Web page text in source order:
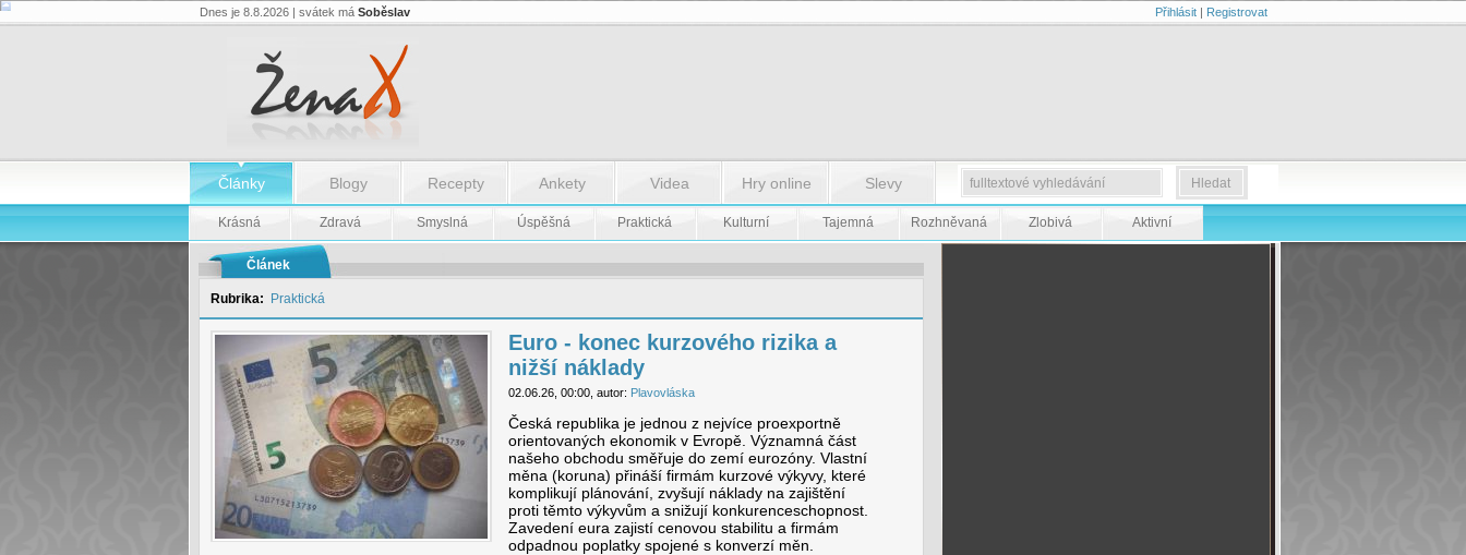
Euro
-
konec
Dnes je 8.8.2026 | svátek má Soběslav Přihlásit| Registrovat
Články Blogy Recepty Ankety Videa Hry online Slevy
Krásná Zdravá Smyslná Úspěšná Praktická Kulturní Tajemná Rozhněvaná Zlobivá Aktivní
Článek
Rubrika: Praktická
Euro - konec kurzového rizika a
nižší náklady
02.06.26, 00:00, autor: Plavovláska
Česká republika je jednou z nejvíce proexportně
orientovaných ekonomik v Evropě. Významná část
našeho obchodu směřuje do zemí eurozóny. Vlastní
měna (koruna) přináší firmám kurzové výkyvy, které
komplikují plánování, zvyšují náklady na zajištění
proti těmto výkyvům a snižují konkurenceschopnost.
Zavedení eura zajistí cenovou stabilitu a firmám
odpadnou poplatky spojené s konverzí měn.